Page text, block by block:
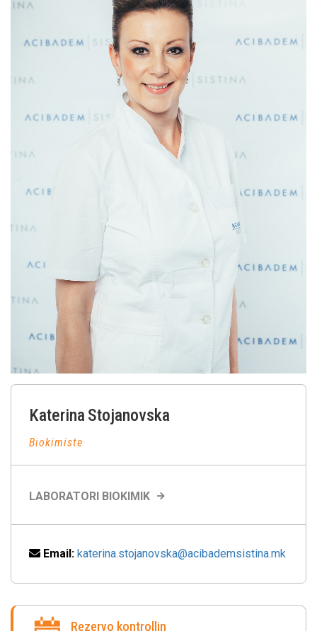
Katerina Stojanovska
Biokimiste
LABORATORI BIOKIMIK
Email: katerina.stojanovska@acibademsistina.mk
Rezervo kontrollin